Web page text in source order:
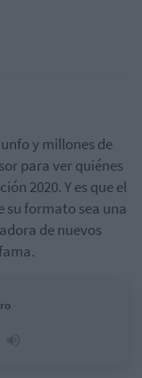
y millones de
para ver quiénes
2020. Y es que el
su formato sea una
de nuevos